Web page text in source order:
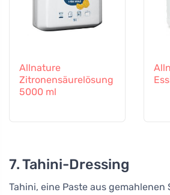
Allnature
Zitronensäurelösung
5000 ml
7. Tahini-Dressing
Tahini, eine Paste aus gemahlenen